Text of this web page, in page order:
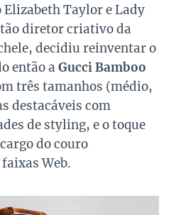
Elizabeth Taylor e Lady
diretor criativo da
decidiu reinventar o
então a Gucci Bamboo
três tamanhos (médio,
destacáveis com
de styling, e o toque
do couro
Web.